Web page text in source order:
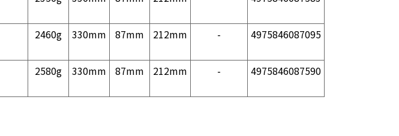
2460g 330mm 87mm 212mm - 4975846087095
2580g 330mm 87mm 212mm - 4975846087590